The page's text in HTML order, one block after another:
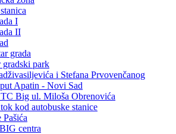
I
II
grada
gradski park
i Stefana Prvovenčanog
Apatin - Novi Sad
TC Big ul. Miloša Obrenovića
kod autobuske stanice
centra